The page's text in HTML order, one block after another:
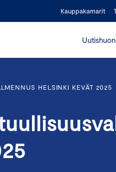
Kauppakamarit
HELSINKI KEVÄT 2025